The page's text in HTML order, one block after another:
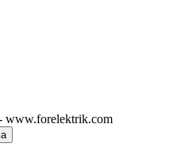
www.forelektrik.com